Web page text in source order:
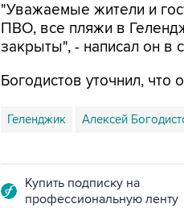
"Уважаемые жители и
ПВО, все пляжи в
закрыты", - написал он в
Богодистов уточнил,
Геленджик Алексей
Купить подписку на
профессиональную ленту